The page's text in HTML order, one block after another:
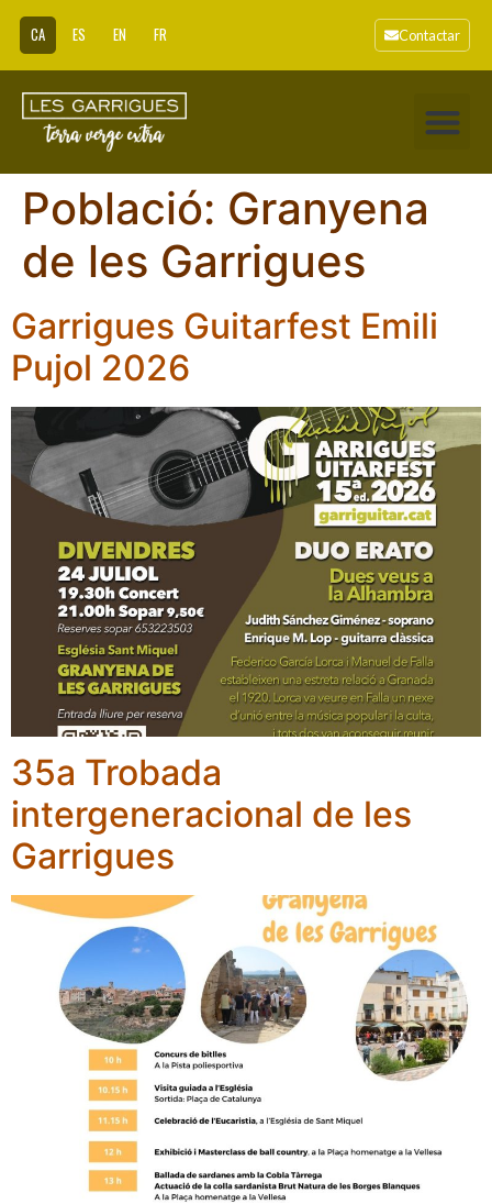
CA ES EN FR Contactar
Població: Granyena
de les Garrigues
Garrigues Guitarfest Emili
Pujol 2026
35a Trobada
intergeneracional de les
Garrigues